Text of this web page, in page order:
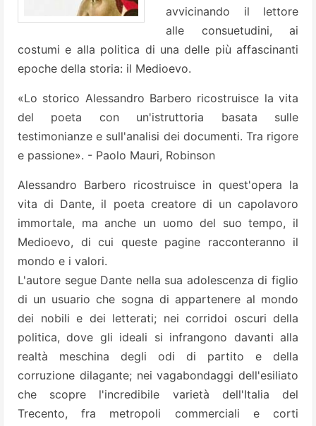
avvicinando il lettore
alle consuetudini, ai
costumi e alla politica di una delle più affascinanti
epoche della storia: il Medioevo.
«Lo storico Alessandro Barbero ricostruisce la vita
del poeta con un'istruttoria basata sulle
testimonianze e sull'analisi dei documenti. Tra rigore
e passione». - Paolo Mauri, Robinson
Alessandro Barbero ricostruisce in quest'opera la
vita di Dante, il poeta creatore di un capolavoro
immortale, ma anche un uomo del suo tempo, il
Medioevo, di cui queste pagine racconteranno il
mondo e i valori.
L'autore segue Dante nella sua adolescenza di figlio
di un usuario che sogna di appartenere al mondo
dei nobili e dei letterati; nei corridoi oscuri della
politica, dove gli ideali si infrangono davanti alla
realtà meschina degli odi di partito e della
corruzione dilagante; nei vagabondaggi dell'esiliato
che scopre l'incredibile varietà dell'Italia del
Trecento, fra metropoli commerciali e corti